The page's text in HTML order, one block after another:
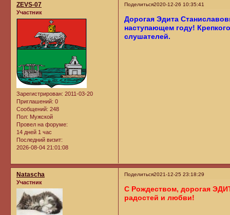
Поделиться2020-12-26 10:35:41
ZEVS-07
Участник
Зарегистрирован: 2011-03-20
Приглашений: 0
Сообщений: 248
Пол: Мужской
Провел на форуме:
14 дней 1 час
Последний визит:
2026-08-04 21:01:08
Дорогая Эдита
наступающем году!
слушателей.
Поделиться2021-12-25 23:18:29
Natascha
Участник
С Рождеством, дорогая
радостей и любви!